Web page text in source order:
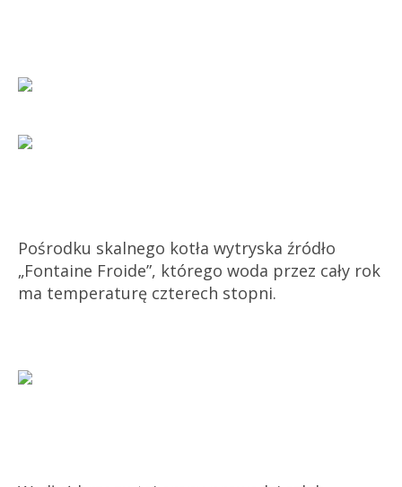
Pośrodku skalnego kotła wytryska źródło
„Fontaine Froide”, którego woda przez cały rok
ma temperaturę czterech stopni.